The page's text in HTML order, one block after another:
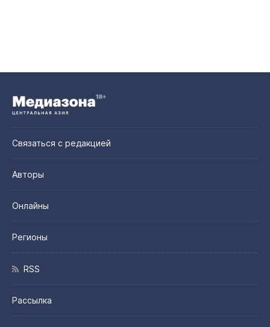
Связаться с редакцией
Авторы
Онлайны
Регионы
RSS
Рассылка